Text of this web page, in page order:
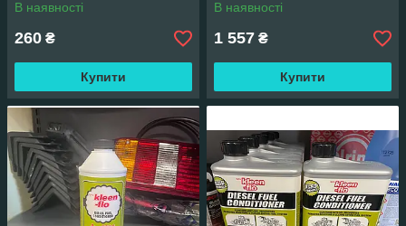
В наявності
260 ₴
Купити
В наявності
1 557 ₴
Купити